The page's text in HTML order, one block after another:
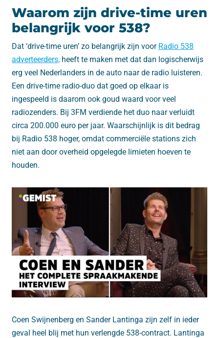
Waarom zijn drive-time uren
belangrijk voor 538?
Dat ‘drive-time uren’ zo belangrijk zijn voor Radio 538
adverteerders, heeft te maken met dat dan logischerwijs
erg veel Nederlanders in de auto naar de radio luisteren.
Een drive-time radio-duo dat goed op elkaar is
ingespeeld is daarom ook goud waard voor veel
radiozenders. Bij 3FM verdiende het duo naar verluidt
circa 200.000 euro per jaar. Waarschijnlijk is dit bedrag
bij Radio 538 hoger, omdat commerciële stations zich
niet aan door overheid opgelegde limieten hoeven te
houden.
Coen Swijnenberg en Sander Lantinga zijn zelf in ieder
geval heel blij met hun verlengde 538-contract. Lantinga